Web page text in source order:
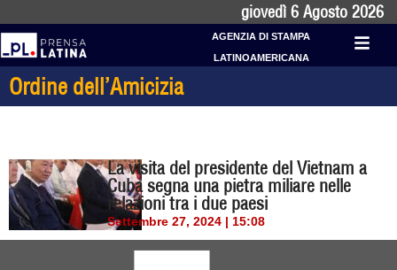
giovedì 6 Agosto 2026
AGENZIA DI STAMPA
LATINOAMERICANA
Ordine dell’Amicizia
La visita del presidente del Vietnam a
Cuba segna una pietra miliare nelle
relazioni tra i due paesi
Settembre 27, 2024 | 15:08